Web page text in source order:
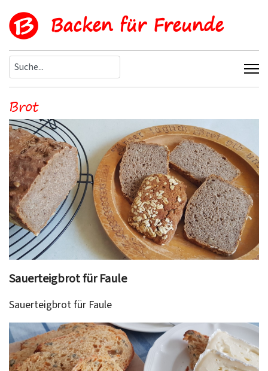
Backen für Freunde
Brot
Sauerteigbrot für Faule
Sauerteigbrot für Faule